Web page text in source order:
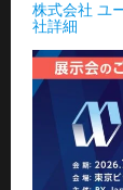
株式会社 ユ
社詳細